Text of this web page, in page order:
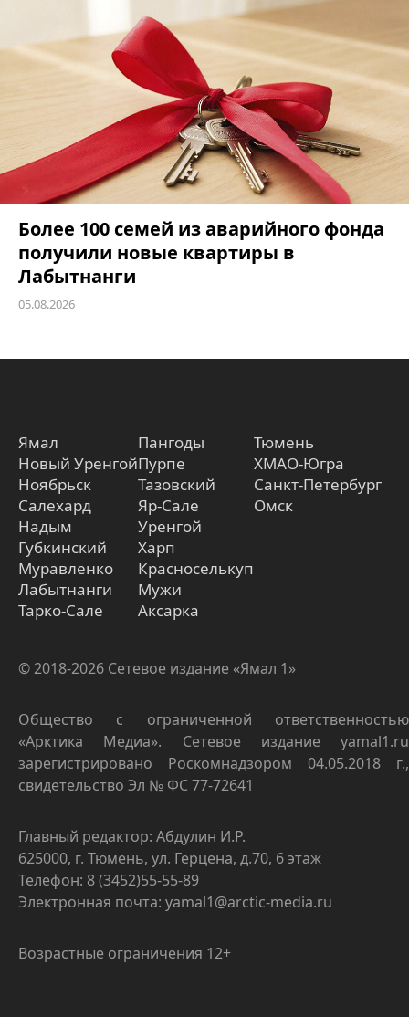
Более 100 семей из аварийного фонда
получили новые квартиры в
Лабытнанги
05.08.2026
Ямал
Новый Уренгой
Ноябрьск
Салехард
Надым
Губкинский
Муравленко
Лабытнанги
Тарко-Сале
Пангоды
Пурпе
Тазовский
Яр-Сале
Уренгой
Харп
Красноселькуп
Мужи
Аксарка
Тюмень
ХМАО-Югра
Санкт-Петербург
Омск
© 2018-2026 Сетевое издание «Ямал 1»
Общество с ограниченной ответственностью
«Арктика Медиа». Сетевое издание yamal1.ru
зарегистрировано Роскомнадзором 04.05.2018 г.,
свидетельство Эл № ФС 77-72641
Главный редактор: Абдулин И.Р.
625000, г. Тюмень, ул. Герцена, д.70, 6 этаж
Телефон: 8 (3452)55-55-89
Электронная почта: yamal1@arctic-media.ru
Возрастные ограничения 12+